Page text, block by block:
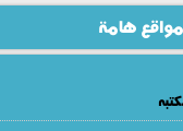
مواقع هامة